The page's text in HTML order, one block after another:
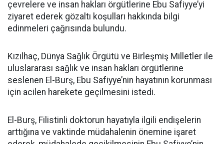
çevrelere ve insan hakları örgütlerine Ebu Safiyye’yi
ziyaret ederek gözaltı koşulları hakkında bilgi
edinmeleri çağrısında bulundu.
Kızılhaç, Dünya Sağlık Örgütü ve Birleşmiş Milletler ile
uluslararası sağlık ve insan hakları örgütlerine
seslenen El-Burş, Ebu Safiyye’nin hayatının korunması
için acilen harekete geçilmesini istedi.
El-Burş, Filistinli doktorun hayatıyla ilgili endişelerin
arttığına ve vaktinde müdahalenin önemine işaret